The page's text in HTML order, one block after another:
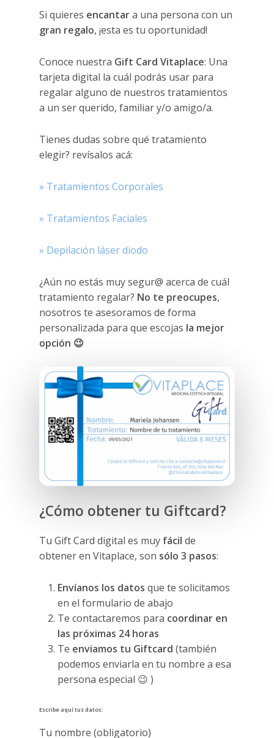
Si quieres encantara una persona con un
gran regalo, ¡esta es tu oportunidad!
Conoce nuestra Gift Card Vitaplace: Una
tarjeta digital la cuál podrás usar para
regalar alguno de nuestros tratamientos
a un ser querido, familiar y/o amigo/a.
Tienes dudas sobre qué tratamiento
elegir? revísalos acá:
» Tratamientos Corporales
» Tratamientos Faciales
» Depilación láser diodo
¿Aún no estás muy segur@ acerca de cuál
tratamiento regalar? No te preocupes,
nosotros te asesoramos de forma
personalizada para que escojas la mejor
opción 😉
¿Cómo obtener tu Giftcard?
Tu Gift Card digital es muy fácil de
obtener en Vitaplace, son sólo 3 pasos:
Envíanos los datos que te solicitamos
en el formulario de abajo
Te contactaremos para coordinar en
las próximas 24 horas
Te enviamos tu Giftcard (también
podemos enviarla en tu nombre a esa
persona especial 😉 )
Escribe aquí tus datos:
Tu nombre (obligatorio)